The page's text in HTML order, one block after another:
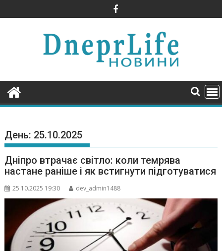
to
День: 25.10.2025
Дніпро втрачає світло: коли темрява
настане раніше і як встигнути підготуватися
25.10.2025 19:30 dev_admin1488